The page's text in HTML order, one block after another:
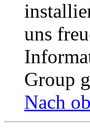
uns
Group
Nach